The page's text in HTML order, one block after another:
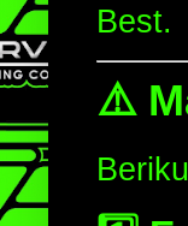
Best.
⚠️